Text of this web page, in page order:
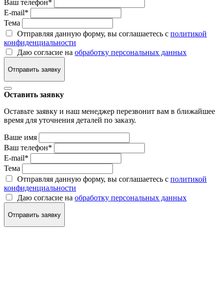
Ваш телефон*
E-mail*
Тема
Отправляя данную форму, вы соглашаетесь с политикой
конфиденциальности
Даю согласие на обработку персональных данных
Отправить заявку
Оставить заявку
Оставьте заявку и наш менеджер перезвонит вам в ближайшее
время для уточнения деталей по заказу.
Ваше имя
Ваш телефон*
E-mail*
Тема
Отправляя данную форму, вы соглашаетесь с политикой
конфиденциальности
Даю согласие на обработку персональных данных
Отправить заявку